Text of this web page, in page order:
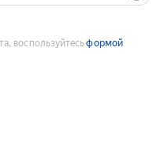
воспользуйтесьформой